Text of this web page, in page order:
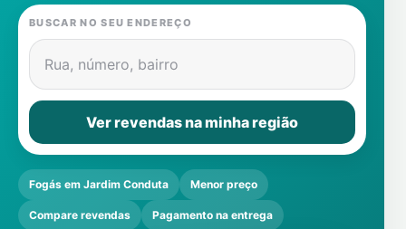
Gás
Contatos
BUSCAR NO SEU ENDEREÇO
Rua, número, bairro
Ver revendas na minha região
Fogás em Jardim Conduta Menor preço
Compare revendas Pagamento na entrega